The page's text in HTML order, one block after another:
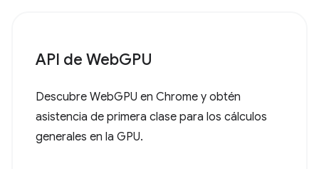
API de WebGPU
Descubre WebGPU en Chrome y obtén
asistencia de primera clase para los cálculos
generales en la GPU.